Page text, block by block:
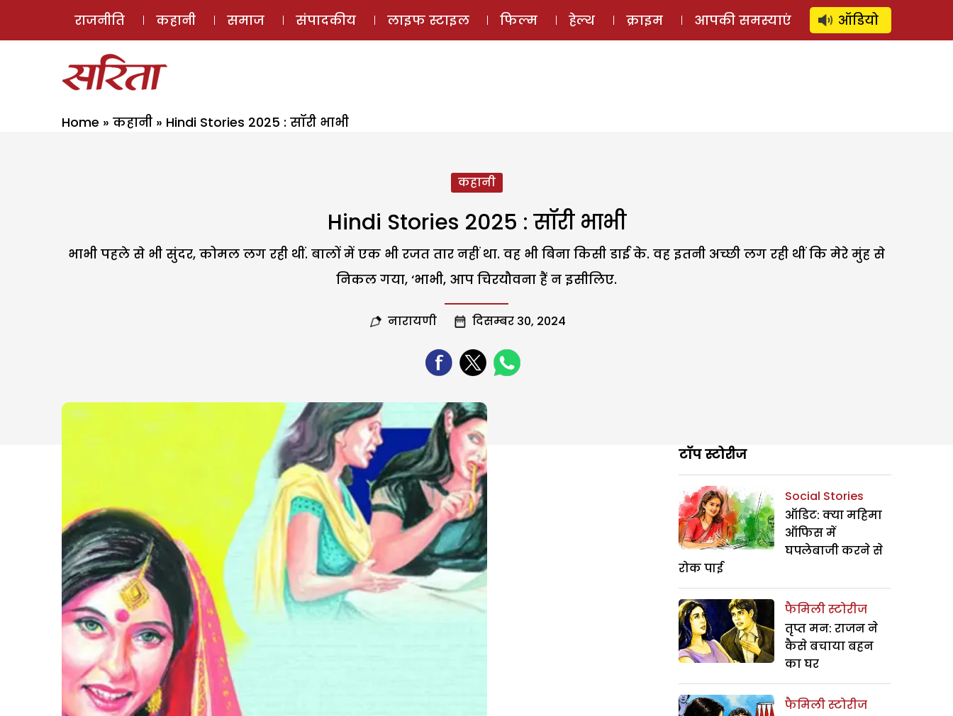
ई-मैगज़ीन ऑडियो स्टोरी लॉग इन ⚲ SUBSCRIBE
राजनीति कहानी समाज संपादकीय लाइफ स्टाइल फिल्म हेल्थ क्राइम आपकी समस्याएं ऑडियो
Home » कहानी » Hindi Stories 2025 : सॉरी भाभी
कहानी
Hindi Stories 2025 : सॉरी भाभी
भाभी पहले से भी सुंदर, कोमल लग रही थीं. बालों में एक भी रजत तार नहीं था. वह भी बिना किसी डाई के. वह इतनी अच्छी लग रही थीं कि मेरे मुंह से
निकल गया, ‘भाभी, आप चिरयौवना हैं न इसीलिए.
नारायणी दिसम्बर 30, 2024
टॉप स्टोरीज
Social Stories
ऑडिट: क्या महिमा
ऑफिस में
घपलेबाजी करने से
रोक पाई
फैमिली स्टोरीज
तृप्त मन: राजन ने
कैसे बचाया बहन
का घर
फैमिली स्टोरीज